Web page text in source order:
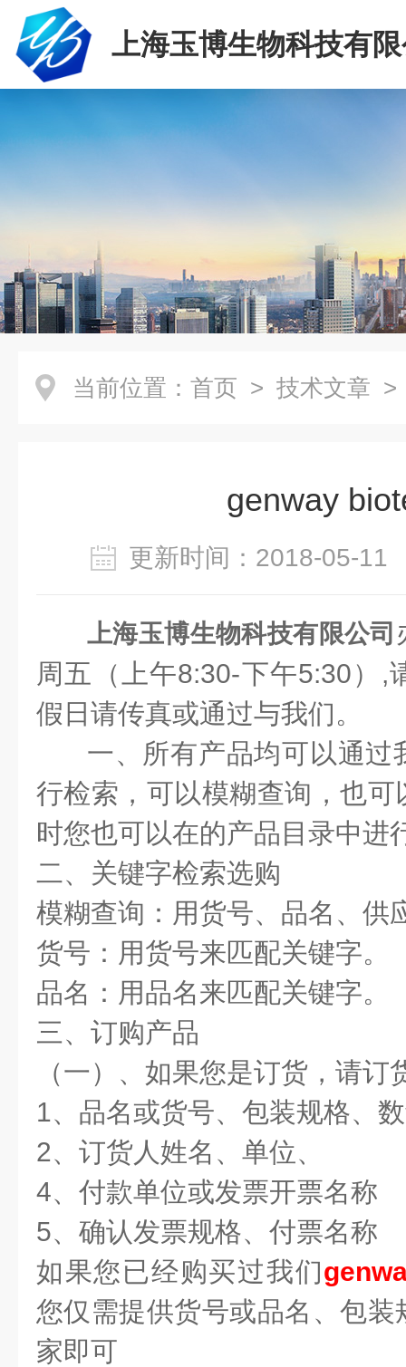
上海玉博生物科技有
当前位置： 首页 > 技术文章 >
genway
更新时间：2018-05-
上海玉博生物科技有限公司
周五（上午8:30-下午5:30）,
假日请传真或通过与我们。
一、所有产品均可以通过
行检索，可以模糊查询，也
时您也可以在的产品目录中进
二、关键字检索选购
模糊查询：用货号、品名、供
货号：用货号来匹配关键字。
品名：用品名来匹配关键字。
三、订购产品
（一）、如果您是订货，请
1、品名或货号、包装规格、
2、订货人姓名、单位、
4、付款单位或发票开票名称
5、确认发票规格、付票名称
如果您已经购买过我们
您仅需提供货号或品名、包
家即可